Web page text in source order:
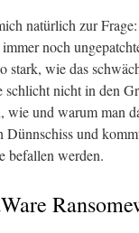
natürlich zur
noch
stark, wie das
schlicht nicht in den
wie und warum man
Dünnschiss und
befallen werden.